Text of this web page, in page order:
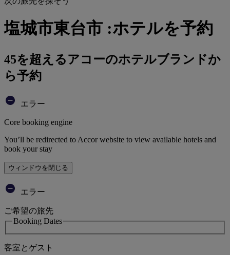
塩城市東台市 :ホテルを予約
45を超えるアコーのホテルブランドか
ら予約
エラー
Core booking engine
You’ll be redirected to Accor website to view available hotels and
book your stay
ウィンドウを閉じる
エラー
ご希望の旅先
Booking Dates
客室とゲスト